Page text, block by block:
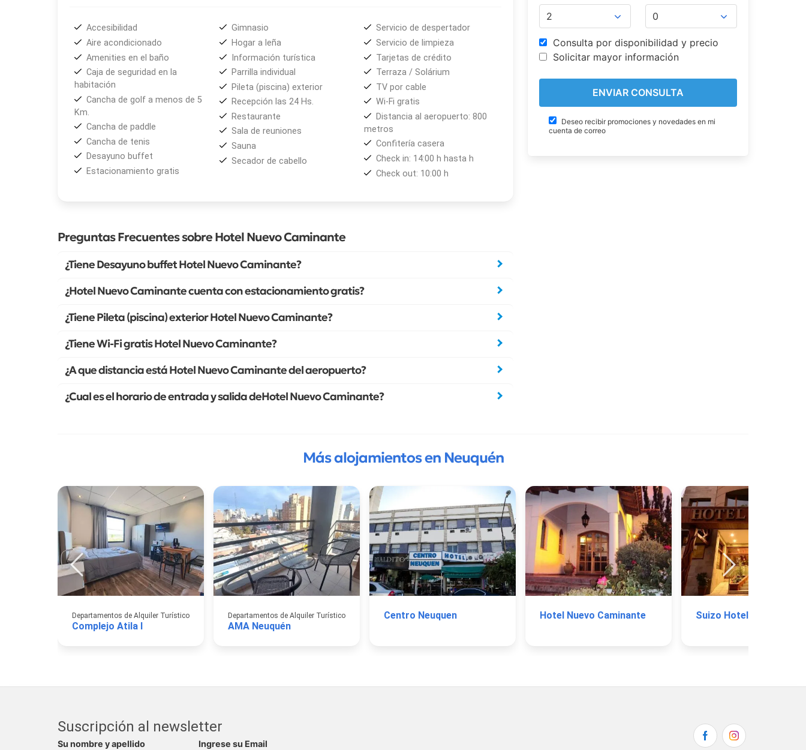
salón de eventos
es ideal para celebrar cumpleaños, reuniones familiares, encuentros empresariales y
mucho más. Con capacidad para hasta 100 personas, brinda el espacio perfecto para momentos especiales.
Hospédate en elHotel Nuevo Caminante
ubicación privilegiada. ¡Reserva hoy y comencemos juntos tu próximo viaje!
Accesibilidad
Aire acondicionado
Amenities en el baño
Caja de seguridad en la
habitación
Cancha de golf a menos de 5
Km.
Cancha de paddle
Cancha de tenis
Desayuno buffet
Estacionamiento gratis
Gimnasio
Hogar a leña
Información turística
Parrilla individual
Pileta (piscina) exterior
Recepción las 24 Hs.
Restaurante
Sala de reuniones
Sauna
Secador de cabello
Servicio de despertador
Servicio de limpieza
Tarjetas de crédito
Terraza / Solárium
TV por cable
Wi-Fi gratis
Distancia al aeropuerto: 800
metros
Confitería casera
Check in: 14:00 h hasta h
Check out: 10:00 h
Preguntas Frecuentes sobre Hotel Nuevo Caminante
¿Tiene Desayuno buffet Hotel Nuevo Caminante?
¿Hotel Nuevo Caminante cuenta con estacionamiento gratis?
¿Tiene Pileta (piscina) exterior Hotel Nuevo Caminante?
¿Tiene Wi-Fi gratis Hotel Nuevo Caminante?
¿A que distancia está Hotel Nuevo Caminante del aeropuerto?
¿Cual es el horario de entrada y salida deHotel Nuevo Caminante?
Consulta por disponibilidad y precio
Solicitar mayor información
Deseo recibir promociones y novedades en mi
cuenta de correo
Más alojamientos en Neuquén
Departamentos de Alquiler Turístico
Complejo Atila I
Departamentos de Alquiler Turístico
AMA Neuquén
Centro Neuquen Hotel Nuevo Caminante Suizo Hotel
Suscripción al newsletter
Su nombre y apellido Ingrese su Email